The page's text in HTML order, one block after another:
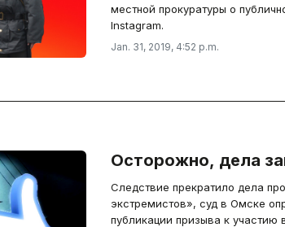
местной прокуратуры о
Instagram.
Jan. 31, 2019, 4:52 p.m.
Осторожно, дела
Следствие прекратило дела
экстремистов», суд в Омске
публикации призыва к участию